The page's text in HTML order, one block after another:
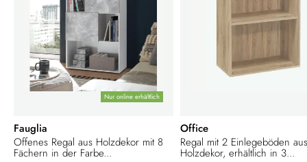
Nur online erhältlich
Fauglia
Offenes Regal aus Holzdekor mit 8
Fächern in der Farbe...
Office
Regal mit 2 Einlegeböden
Holzdekor, erhältlich in 3...